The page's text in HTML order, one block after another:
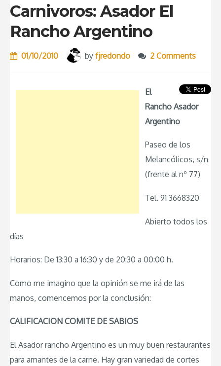
Carnivoros: Asador El
Rancho Argentino
01/10/2010 by fjredondo 2 Comments
El
Rancho Asador
Argentino
Paseo de los
Melancólicos, s/n
(frente al nº 77)
Tel. 91 3668320
Abierto todos los
días
Horarios: De 13:30 a 16:30 y de 20:30 a 00:00 h.
Como me imagino que la opinión se me irá de las
manos, comencemos por la conclusión:
CALIFICACION COMITE DE SABIOS
El Asador rancho Argentino es un muy buen restaurantes
para amantes de la carne. Hay gran variedad de cortes